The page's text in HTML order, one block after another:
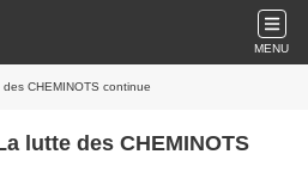
MENU
CHEMINOTS continue
lutte des CHEMINOTS